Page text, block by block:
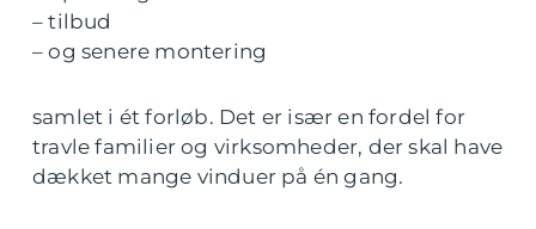
– tilbud
– og senere montering
samlet i ét forløb. Det er især en fordel for
travle familier og virksomheder, der skal have
dækket mange vinduer på én gang.